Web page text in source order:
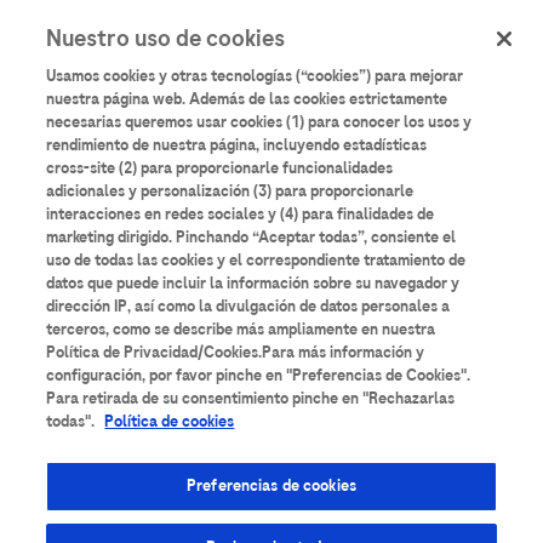
contenido
principal
User
account
menu
Iniciar sesión
AularioRoche
Todos los contenidos Anatomía Patológica
Área de Suero Bancos de Sangre Bioquímica
Cardiología Coagulación Diabetes
Nuestro uso de cookies
Usamos cookies y otras tecnologías (“cookies”) para mejorar
nuestra página web. Además de las cookies estrictamente
necesarias queremos usar cookies (1) para conocer los usos y
rendimiento de nuestra página, incluyendo estadísticas
cross-site (2) para proporcionarle funcionalidades
adicionales y personalización (3) para proporcionarle
interacciones en redes sociales y (4) para finalidades de
marketing dirigido. Pinchando “Aceptar todas”, consiente el
uso de todas las cookies y el correspondiente tratamiento de
datos que puede incluir la información sobre su navegador y
dirección IP, así como la divulgación de datos personales a
terceros, como se describe más ampliamente en nuestra
Política de Privacidad/Cookies.Para más información y
configuración, por favor pinche en "Preferencias de Cookies".
Para retirada de su consentimiento pinche en "Rechazarlas
todas". Política de cookies
Preferencias de cookies